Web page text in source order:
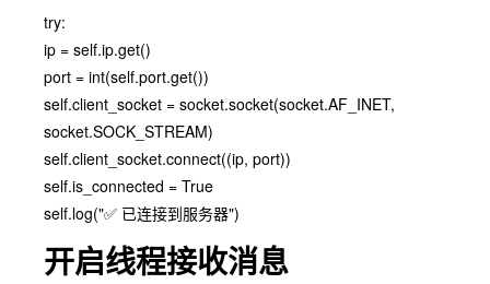
try:
ip = self.ip.get()
port = int(self.port.get())
self.client_socket = socket.socket(socket.AF_INET,
socket.SOCK_STREAM)
self.client_socket.connect((ip, port))
self.is_connected = True
self.log("✅ 已连接到服务器")
开启线程接收消息